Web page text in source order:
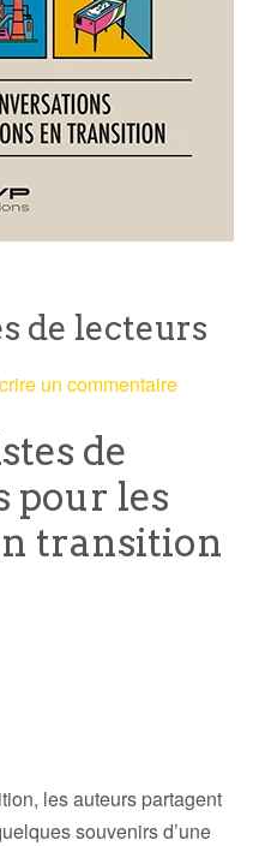
de lecteurs
un commentaire
de
pour les
transition
les auteurs partagent
souvenirs d’une